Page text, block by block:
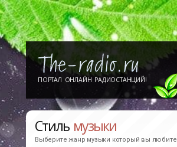
ПОРТАЛ ОНЛАЙН РАДИОСТАНЦИЙ!
Стиль музыки
Выберите жанр музыки который вы любите